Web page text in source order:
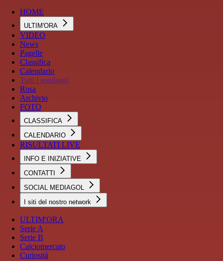
HOME
ULTIM'ORA
VIDEO
News
Pagelle
Classifica
Calendario
Tutti i sondaggi
Rosa
Archivio
FOTO
CLASSIFICA
CALENDARIO
RISULTATI LIVE
INFO E INIZIATIVE
CONTATTI
SOCIAL MEDIAGOL
I siti del nostro network
ULTIM'ORA
Serie A
Serie B
Calciomercato
Curiosità